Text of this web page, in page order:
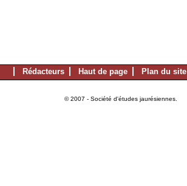
Rédacteurs Haut de page Plan du site
© 2007 - Société d'études jaurésiennes.